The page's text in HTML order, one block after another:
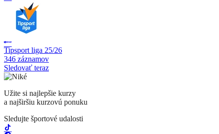
Tipsport liga 25/26
346 záznamov
Sledovať teraz
Užite si najlepšie kurzy
a najširšiu kurzovú ponuku
Sledujte športové udalosti